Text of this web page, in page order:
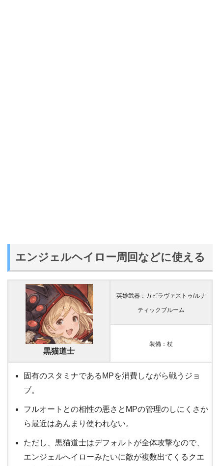
エンジェルヘイロー周回などに使える
黒猫道士
英雄武器：カピラヴァストゥ/ルナ
ティックブルーム
装備：杖
固有のスタミナであるMPを消費しながら戦うジョ
ブ。
フルオートとの相性の悪さとMPの管理のしにくさか
ら最近はあんまり使われない。
ただし、黒猫道士はデフォルトが全体攻撃なので、
エンジェルへイローみたいに敵が複数出てくるクエ